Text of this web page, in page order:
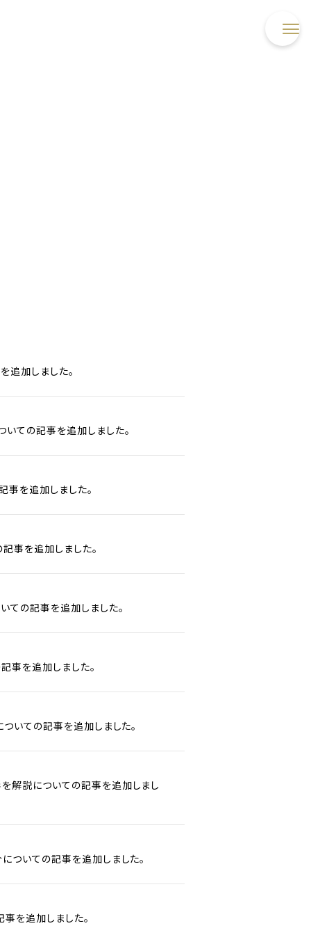
追加しました。
ての記事を追加しました。
事を追加しました。
事を追加しました。
ての記事を追加しました。
事を追加しました。
いての記事を追加しました。
解説についての記事を追加しまし
ついての記事を追加しました。
を追加しました。